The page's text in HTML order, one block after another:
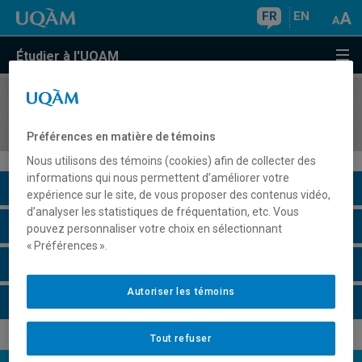
FR EN
Étudier à l'UQAM
COURS//
Description du cours
Horaire - Été 2026
Préférences en matière de témoins
Nous utilisons des témoins (cookies) afin de collecter des
informations qui nous permettent d’améliorer votre
expérience sur le site, de vous proposer des contenus vidéo,
d’analyser les statistiques de fréquentation, etc. Vous
pouvez personnaliser votre choix en sélectionnant
« Préférences ».
Tout refuser
Autoriser les témoins